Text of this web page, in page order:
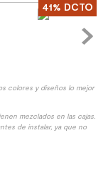
41% DCTO
colores y diseños lo mejor
mezclados en las cajas.
de instalar, ya que no